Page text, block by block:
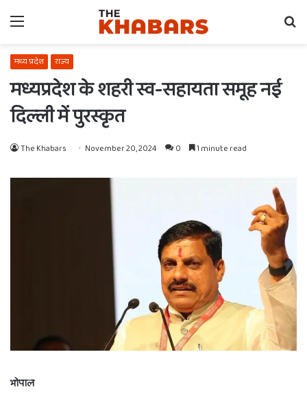
Menu
मध्य प्रदेश राज्य
मध्यप्रदेश के शहरी स्व-सहायता समूह नई
दिल्ली में पुरस्कृत
The Khabars November 20, 2024 0 1 minute read
भोपाल